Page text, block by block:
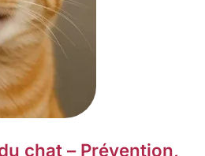
chat – Prévention,